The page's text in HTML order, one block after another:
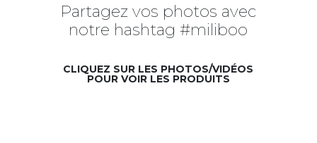
Partagez vos photos avec
notre hashtag #miliboo
CLIQUEZ SUR LES PHOTOS/VIDÉOS
POUR VOIR LES PRODUITS